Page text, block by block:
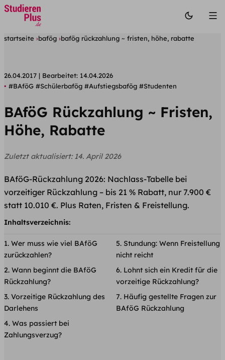
startseite bafög bafög rückzahlung ~ fristen, höhe, rabatte
26.04.2017 Bearbeitet: 14.04.2026
#BAföG #Schülerbafög #Aufstiegsbafög #Studenten
BAföG Rückzahlung ~ Fristen,
Höhe, Rabatte
Zuletzt aktualisiert: 14. April 2026
BAföG-Rückzahlung 2026: Nachlass-Tabelle bei
vorzeitiger Rückzahlung – bis 21 % Rabatt, nur 7.900 €
statt 10.010 €. Plus Raten, Fristen & Freistellung.
Inhaltsverzeichnis:
Wer muss wie viel BAföG
zurückzahlen?
Wann beginnt die BAföG
Rückzahlung?
Vorzeitige Rückzahlung des
Darlehens
Was passiert bei
Zahlungsverzug?
Stundung: Wenn Freistellung
nicht reicht
Lohnt sich ein Kredit für die
vorzeitige Rückzahlung?
Häufig gestellte Fragen zur
BAföG Rückzahlung